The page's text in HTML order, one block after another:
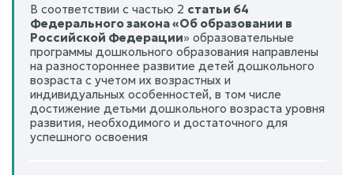
В соответствии с частью 2 статьи 64
Федерального закона «Об образовании в
Российской Федерации» образовательные
программы дошкольного образования направлены
на разностороннее развитие детей дошкольного
возраста с учетом их возрастных и
индивидуальных особенностей, в том числе
достижение детьми дошкольного возраста уровня
развития, необходимого и достаточного для
успешного освоения